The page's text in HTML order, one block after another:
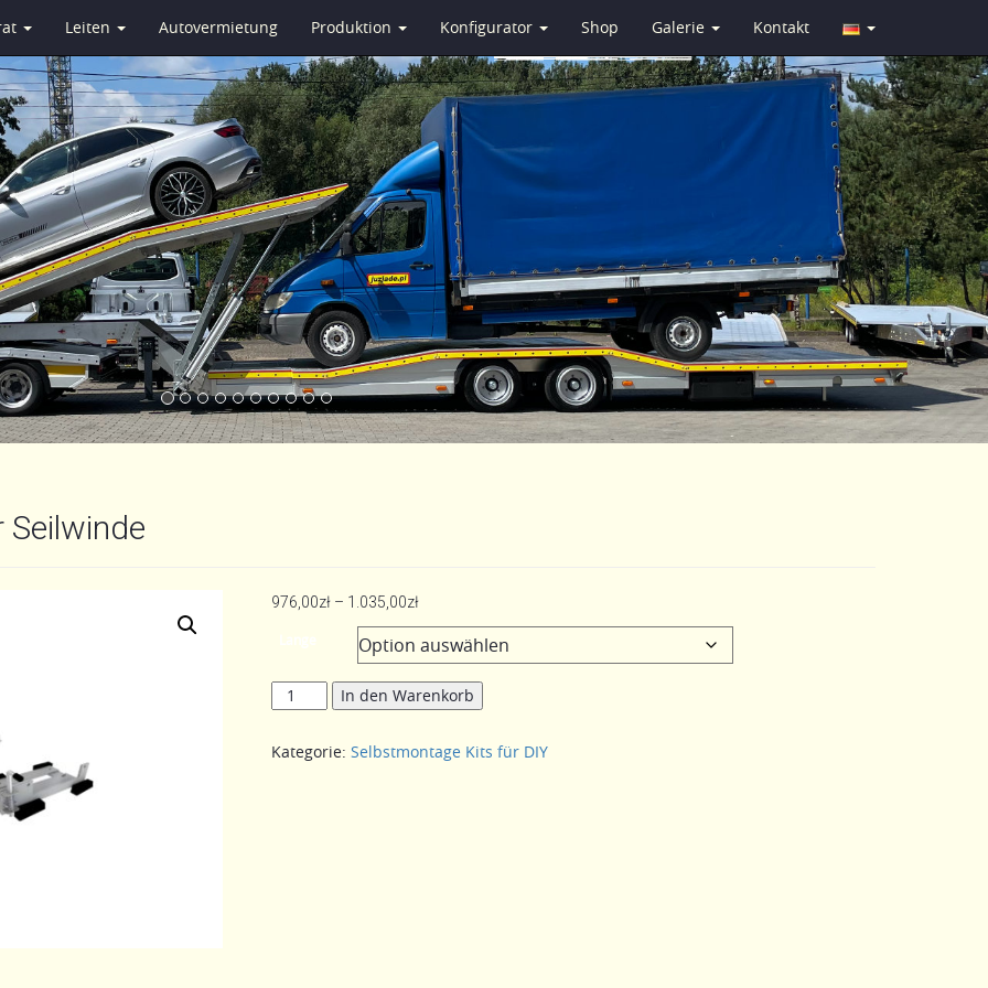
Leiten Autovermietung Produktion Konfigurator Shop Galerie Kontakt
Seilwinde
976,00zł – 1.035,00złPreisspanne:
976,00zł
bis
Set
Schiebeeinrichtung
Seilwinde
In den Warenkorb
Kategorie:Selbstmontage Kits für DIY